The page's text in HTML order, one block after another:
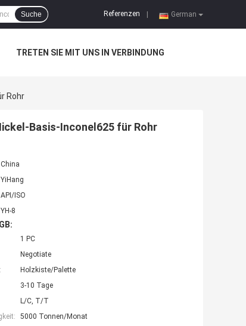
German
Referenzen
Suche
TRETEN SIE MIT UNS IN VERBINDUNG
Rohr
Basis-Inconel625 für Rohr
China
YiHang
API/ISO
YH-8
1 PC
Negotiate
Holzkiste/Palette
3-10 Tage
L/C, T/T
5000 Tonnen/Monat